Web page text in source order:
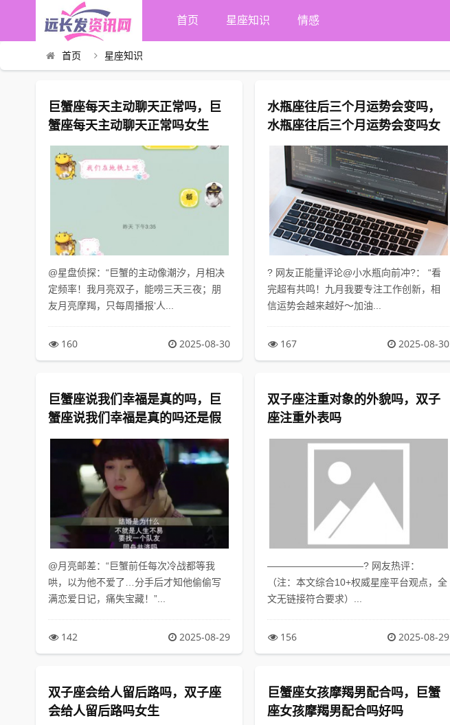
首页 星座知识 情感
首页 星座知识
巨蟹座每天主动聊天正常吗，巨
蟹座每天主动聊天正常吗女生
@星盘侦探：“巨蟹的主动像潮汐，月相决
定频率！我月亮双子，能唠三天三夜；朋
友月亮摩羯，只每周播报‘人...
160 2025-08-30
水瓶座往后三个月运势会变吗，
水瓶座往后三个月运势会变吗女
? 网友正能量评论@小水瓶向前冲?： “看
完超有共鸣！九月我要专注工作创新，相
信运势会越来越好～加油...
167 2025-08-30
巨蟹座说我们幸福是真的吗，巨
蟹座说我们幸福是真的吗还是假
的
@月亮邮差：“巨蟹前任每次冷战都等我
哄，以为他不爱了…分手后才知他偷偷写
满恋爱日记，痛失宝藏！”...
142 2025-08-29
双子座注重对象的外貌吗，双子
座注重外表吗
——————————? 网友热评：
（注：本文综合10+权威星座平台观点，全
文无链接符合要求）...
156 2025-08-29
双子座会给人留后路吗，双子座
会给人留后路吗女生
巨蟹座女孩摩羯男配合吗，巨蟹
座女孩摩羯男配合吗好吗